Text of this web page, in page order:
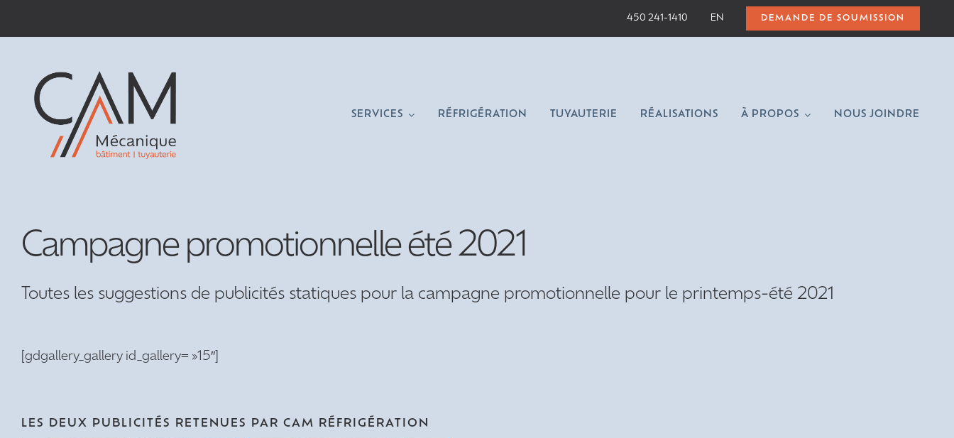
450 241-1410 EN DEMANDE DE SOUMISSION
SERVICES RÉFRIGÉRATION TUYAUTERIE RÉALISATIONS À PROPOS NOUS JOINDRE
Campagne promotionnelle été 2021
Toutes les suggestions de publicités statiques pour la campagne promotionnelle pour le printemps-été 2021
[gdgallery_gallery id_gallery= »15″]
LES DEUX PUBLICITÉS RETENUES PAR CAM RÉFRIGÉRATION